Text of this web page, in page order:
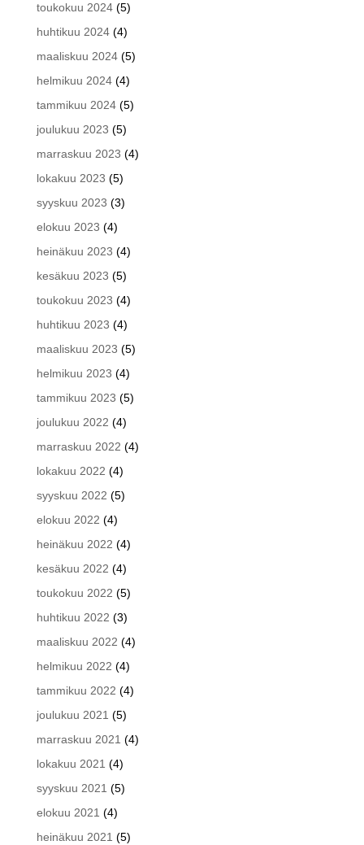
toukokuu 2024(5)
huhtikuu 2024(4)
maaliskuu 2024(5)
helmikuu 2024(4)
tammikuu 2024(5)
joulukuu 2023 (5)
marraskuu 2023 (4)
lokakuu 2023 (5)
syyskuu 2023 (3)
elokuu 2023 (4)
heinäkuu 2023 (4)
kesäkuu 2023 (5)
toukokuu 2023 (4)
huhtikuu 2023 (4)
maaliskuu 2023 (5)
helmikuu 2023 (4)
tammikuu 2023 (5)
joulukuu 2022 (4)
marraskuu 2022 (4)
lokakuu 2022 (4)
syyskuu 2022 (5)
elokuu 2022 (4)
heinäkuu 2022 (4)
kesäkuu 2022 (4)
toukokuu 2022 (5)
huhtikuu 2022 (3)
maaliskuu 2022 (4)
helmikuu 2022 (4)
tammikuu 2022 (4)
joulukuu 2021 (5)
marraskuu 2021 (4)
lokakuu 2021 (4)
syyskuu 2021 (5)
elokuu 2021 (4)
heinäkuu 2021 (5)